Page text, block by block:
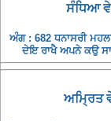
ਸੰਧਿਆ
ਅੰਗ : 682 ਧਨਾਸਰੀ
ਦੇਇ ਰਾਖੈ ਅਪਨੇ ਕਉ
ਅਮ੍ਰਿਤ